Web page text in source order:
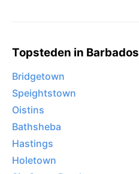
Topsteden in Barbados
Bridgetown
Speightstown
Oistins
Bathsheba
Hastings
Holetown